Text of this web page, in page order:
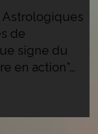
Astrologiques
de
signe du
en action”…